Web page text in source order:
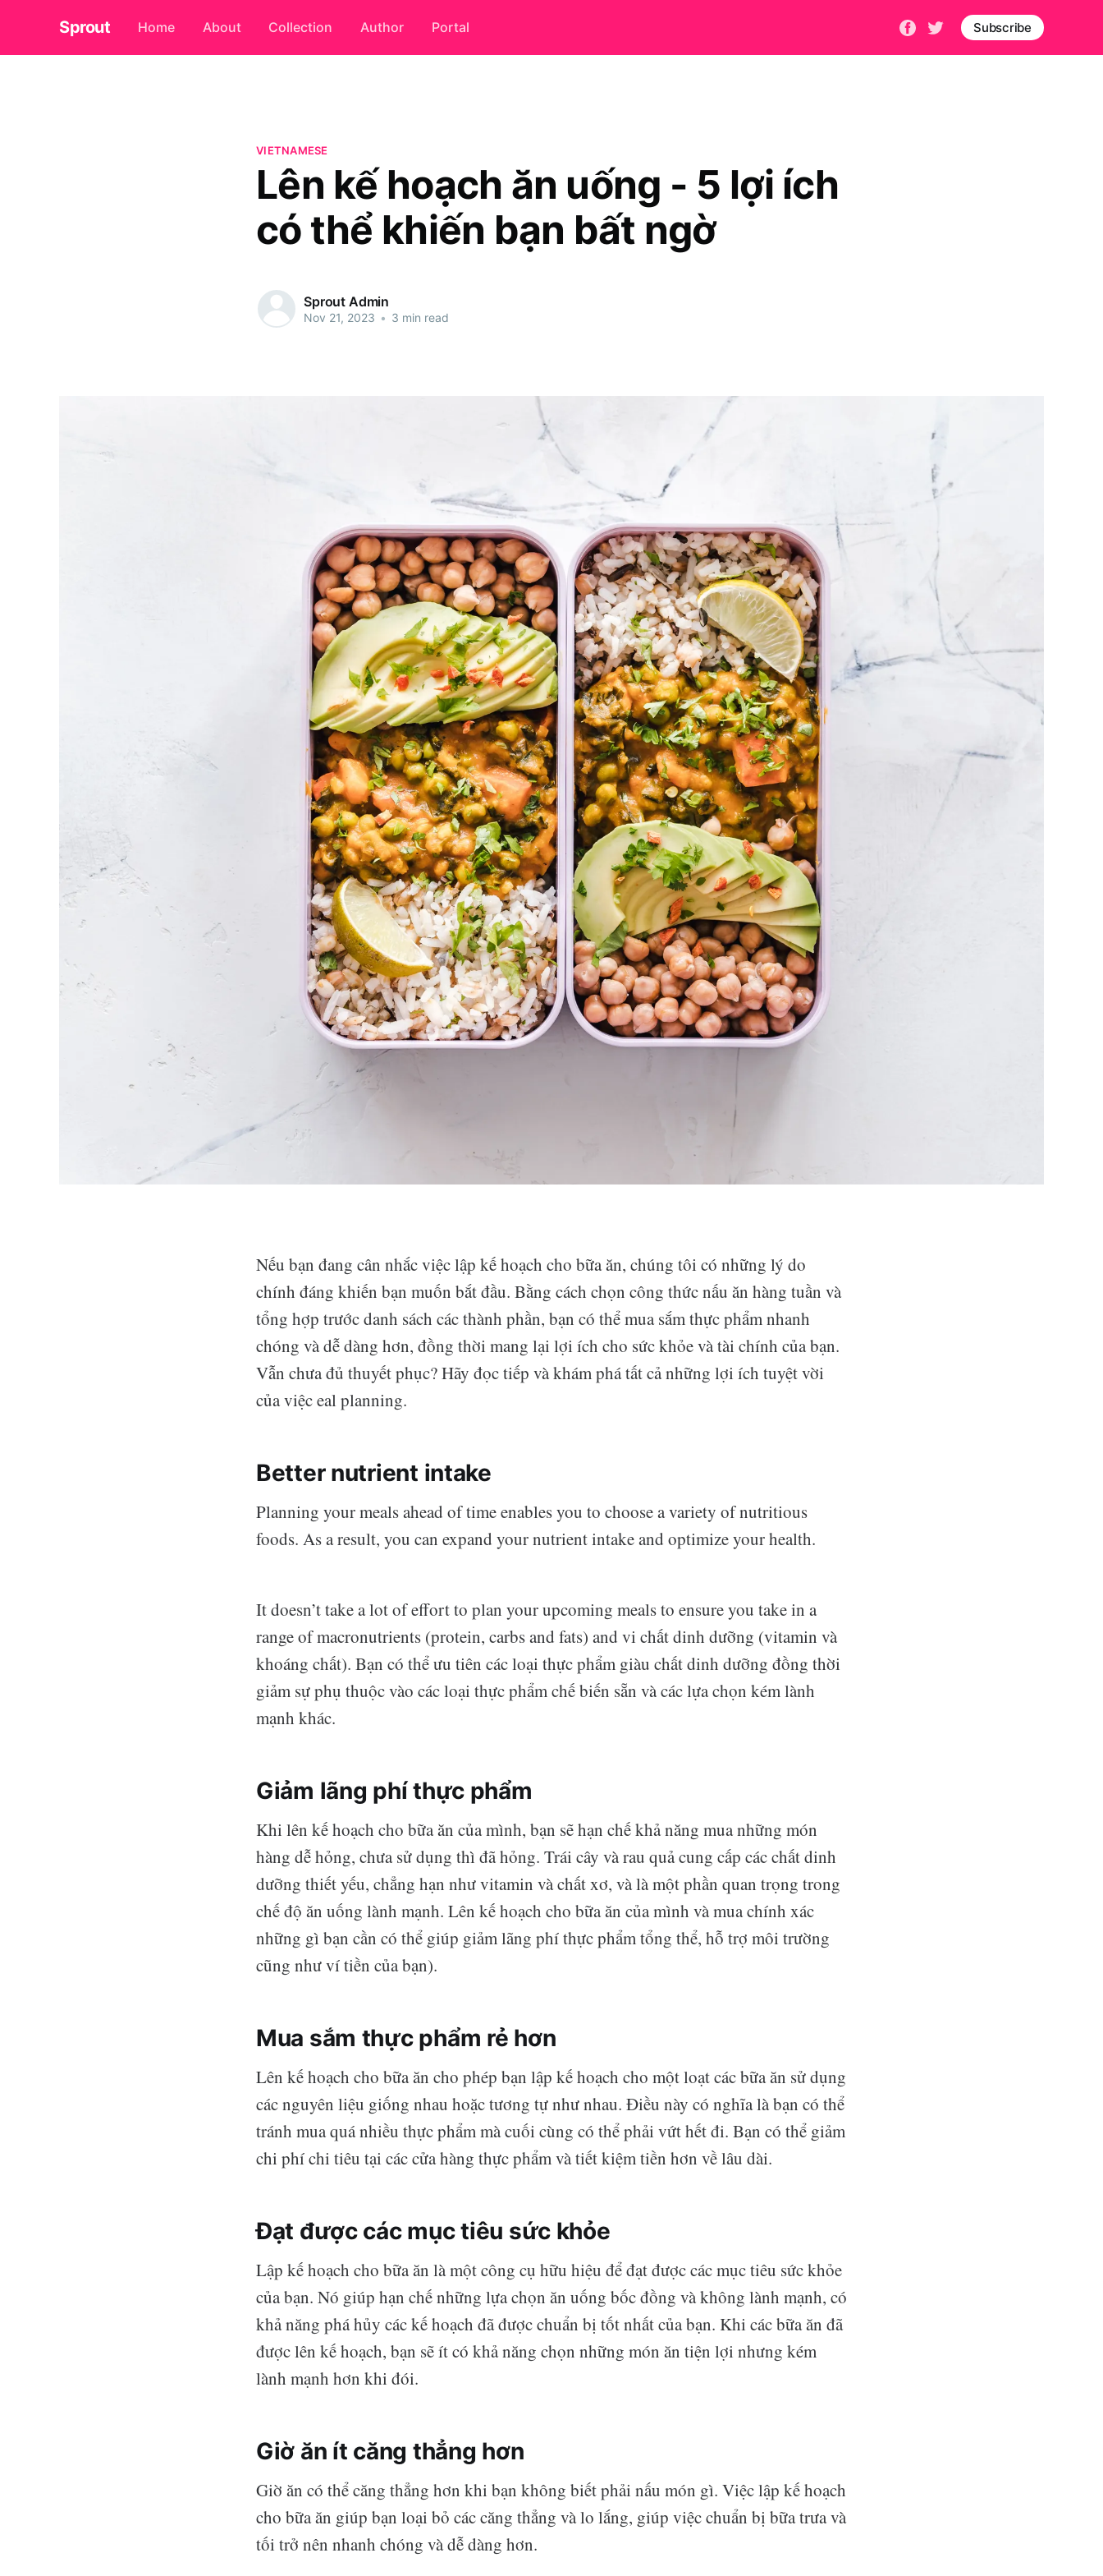
Sprout Home About Collection Author Portal Subscribe
VIETNAMESE
Lên kế hoạch ăn uống - 5 lợi ích
có thể khiến bạn bất ngờ
Sprout Admin
Nov 21, 2023 • 3 min read
Nếu bạn đang cân nhắc việc lập kế hoạch cho bữa ăn, chúng tôi có những lý do
chính đáng khiến bạn muốn bắt đầu. Bằng cách chọn công thức nấu ăn hàng tuần và
tổng hợp trước danh sách các thành phần, bạn có thể mua sắm thực phẩm nhanh
chóng và dễ dàng hơn, đồng thời mang lại lợi ích cho sức khỏe và tài chính của bạn.
Vẫn chưa đủ thuyết phục? Hãy đọc tiếp và khám phá tất cả những lợi ích tuyệt vời
của việc eal planning.
Better nutrient intake
Planning your meals ahead of time enables you to choose a variety of nutritious
foods. As a result, you can expand your nutrient intake and optimize your health.
It doesn’t take a lot of effort to plan your upcoming meals to ensure you take in a
range of macronutrients (protein, carbs and fats) and vi chất dinh dưỡng (vitamin và
khoáng chất). Bạn có thể ưu tiên các loại thực phẩm giàu chất dinh dưỡng đồng thời
giảm sự phụ thuộc vào các loại thực phẩm chế biến sẵn và các lựa chọn kém lành
mạnh khác.
Giảm lãng phí thực phẩm
Khi lên kế hoạch cho bữa ăn của mình, bạn sẽ hạn chế khả năng mua những món
hàng dễ hỏng, chưa sử dụng thì đã hỏng. Trái cây và rau quả cung cấp các chất dinh
dưỡng thiết yếu, chẳng hạn như vitamin và chất xơ, và là một phần quan trọng trong
chế độ ăn uống lành mạnh. Lên kế hoạch cho bữa ăn của mình và mua chính xác
những gì bạn cần có thể giúp giảm lãng phí thực phẩm tổng thể, hỗ trợ môi trường
cũng như ví tiền của bạn).
Mua sắm thực phẩm rẻ hơn
Lên kế hoạch cho bữa ăn cho phép bạn lập kế hoạch cho một loạt các bữa ăn sử dụng
các nguyên liệu giống nhau hoặc tương tự như nhau. Điều này có nghĩa là bạn có thể
tránh mua quá nhiều thực phẩm mà cuối cùng có thể phải vứt hết đi. Bạn có thể giảm
chi phí chi tiêu tại các cửa hàng thực phẩm và tiết kiệm tiền hơn về lâu dài.
Đạt được các mục tiêu sức khỏe
Lập kế hoạch cho bữa ăn là một công cụ hữu hiệu để đạt được các mục tiêu sức khỏe
của bạn. Nó giúp hạn chế những lựa chọn ăn uống bốc đồng và không lành mạnh, có
khả năng phá hủy các kế hoạch đã được chuẩn bị tốt nhất của bạn. Khi các bữa ăn đã
được lên kế hoạch, bạn sẽ ít có khả năng chọn những món ăn tiện lợi nhưng kém
lành mạnh hơn khi đói.
Giờ ăn ít căng thẳng hơn
Giờ ăn có thể căng thẳng hơn khi bạn không biết phải nấu món gì. Việc lập kế hoạch
cho bữa ăn giúp bạn loại bỏ các căng thẳng và lo lắng, giúp việc chuẩn bị bữa trưa và
tối trở nên nhanh chóng và dễ dàng hơn.